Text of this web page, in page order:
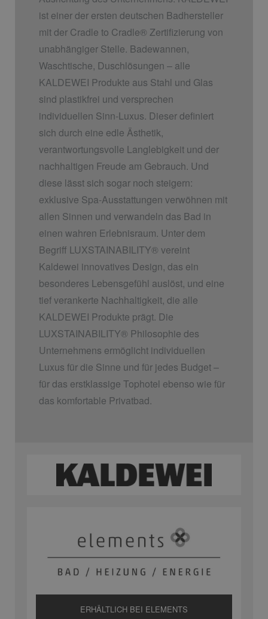
ist einer der ersten deutschen Badhersteller
mit der Cradle to Cradle® Zertifizierung von
unabhängiger Stelle. Badewannen,
Waschtische, Duschlösungen – alle
KALDEWEI Produkte aus Stahl und Glas
sind plastikfrei und versprechen
individuellen Sinn-Luxus. Dieser definiert
sich durch eine edle Ästhetik,
verantwortungsvolle Langlebigkeit und der
nachhaltigen Freude am Gebrauch. Und
diese lässt sich sogar noch steigern:
exklusive Spa-Ausstattungen verwöhnen mit
allen Sinnen und verwandeln das Bad in
einen wahren Erlebnisraum. Unter dem
Begriff LUXSTAINABILITY® vereint
Kaldewei innovatives Design, das ein
besonderes Lebensgefühl auslöst, und eine
tief verankerte Nachhaltigkeit, die alle
KALDEWEI Produkte prägt. Die
LUXSTAINABILITY® Philosophie des
Unternehmens ermöglicht individuellen
Luxus für die Sinne und für jedes Budget –
für das erstklassige Tophotel ebenso wie für
das komfortable Privatbad.
ERHÄLTLICH BEI ELEMENTS